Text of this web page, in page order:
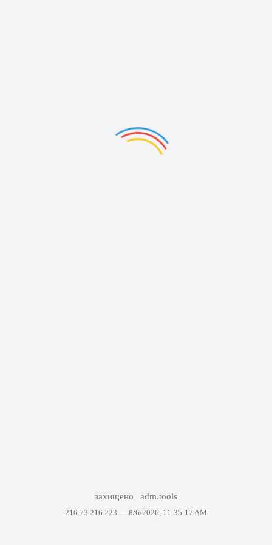
захищено adm.tools
216.73.216.223 — 8/6/2026, 11:35:17 AM